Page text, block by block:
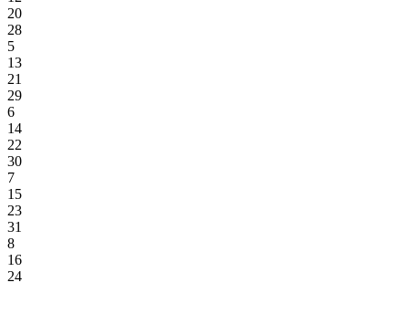
20
28
5
13
21
29
6
14
22
30
7
15
23
31
8
16
24